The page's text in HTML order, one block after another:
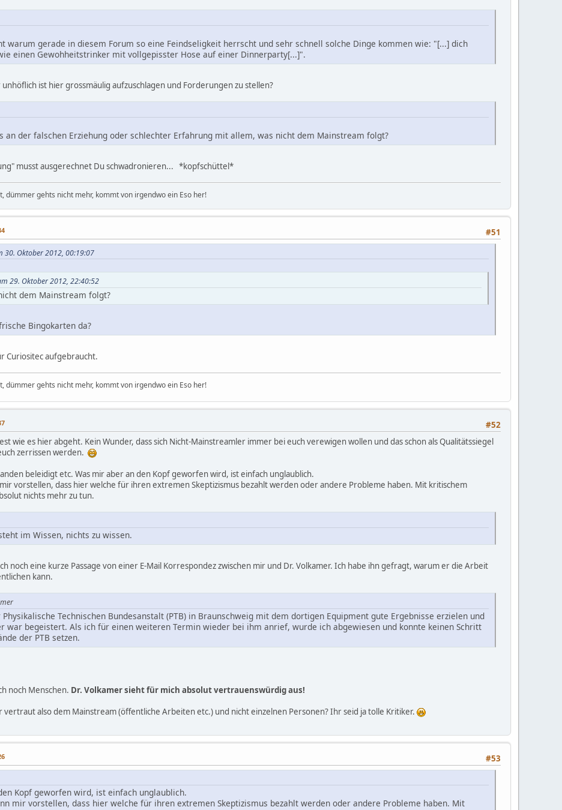
warum gerade in diesem Forum so eine Feindseligkeit herrscht und sehr schnell solche Dinge kommen wie: "[...] dich
einen Gewohheitstrinker mit vollgepisster Hose auf einer Dinnerparty[...]".
unhöflich ist hier grossmäulig aufzuschlagen und Forderungen zu stellen?
an der falschen Erziehung oder schlechter Erfahrung mit allem, was nicht dem Mainstream folgt?
musst ausgerechnet Du schwadronieren... *kopfschüttel*
dümmer gehts nicht mehr, kommt von irgendwo ein Eso her!
#51
30. Oktober 2012, 00:19:07
29. Oktober 2012, 22:40:52
dem Mainstream folgt?
Bingokarten da?
Curiositec aufgebraucht.
dümmer gehts nicht mehr, kommt von irgendwo ein Eso her!
#52
wie es hier abgeht. Kein Wunder, dass sich Nicht-Mainstreamler immer bei euch verewigen wollen und das schon als Qualitätssiegel
zerrissen werden.
beleidigt etc. Was mir aber an den Kopf geworfen wird, ist einfach unglaublich.
vorstellen, dass hier welche für ihren extremen Skeptizismus bezahlt werden oder andere Probleme haben. Mit kritischem
nichts mehr zu tun.
im Wissen, nichts zu wissen.
noch eine kurze Passage von einer E-Mail Korrespondez zwischen mir und Dr. Volkamer. Ich habe ihn gefragt, warum er die Arbeit
kann.
Technischen Bundesanstalt (PTB) in Braunschweig mit dem dortigen Equipment gute Ergebnisse erzielen und
war begeistert. Als ich für einen weiteren Termin wieder bei ihm anrief, wurde ich abgewiesen und konnte keinen Schritt
der PTB setzen.
noch Menschen. Dr. Volkamer sieht für mich absolut vertrauenswürdig aus!
vertraut also dem Mainstream (öffentliche Arbeiten etc.) und nicht einzelnen Personen? Ihr seid ja tolle Kritiker.
#53
Kopf geworfen wird, ist einfach unglaublich.
mir vorstellen, dass hier welche für ihren extremen Skeptizismus bezahlt werden oder andere Probleme haben. Mit